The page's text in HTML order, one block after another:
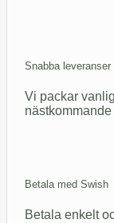
Snabba leveranser
Vi packar
Betala med Swish
Betala enkelt